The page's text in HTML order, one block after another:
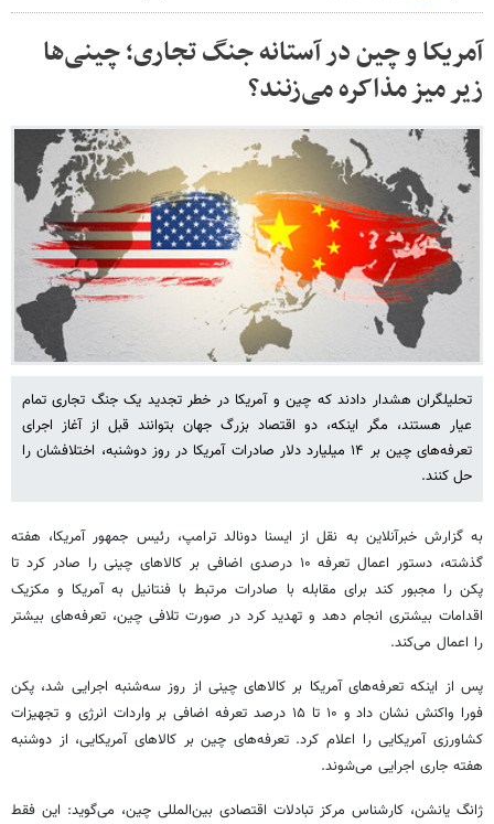
آمریکا و چین در آستانه جنگ تجاری؛ چینی‌ها
زیر میز مذاکره می‌زنند؟
تحلیلگران هشدار دادند که چین و آمریکا در خطر تجدید یک جنگ تجاری تمام
عیار هستند، مگر اینکه، دو اقتصاد بزرگ جهان بتوانند قبل از آغاز اجرای
تعرفه‌های چین بر ۱۴ میلیارد دلار صادرات آمریکا در روز دوشنبه، اختلافشان را
حل کنند.
به گزارش خبرآنلاین به نقل از ایسنا دونالد ترامپ، رئیس جمهور آمریکا، هفته
گذشته، دستور اعمال تعرفه ۱۰ درصدی اضافی بر کالاهای چینی را صادر کرد تا
پکن را مجبور کند برای مقابله با صادرات مرتبط با فنتانیل به آمریکا و مکزیک
اقدامات بیشتری انجام دهد و تهدید کرد در صورت تلافی چین، تعرفه‌های بیشتر
را اعمال می‌کند.
پس از اینکه تعرفه‌های آمریکا بر کالاهای چینی از روز سه‌شنبه اجرایی شد، پکن
فورا واکنش نشان داد و ۱۰ تا ۱۵ درصد تعرفه اضافی بر واردات انرژی و تجهیزات
کشاورزی آمریکایی را اعلام کرد. تعرفه‌های چین بر کالاهای آمریکایی، از دوشنبه
هفته جاری اجرایی می‌شوند.
ژانگ یانشن، کارشناس مرکز تبادلات اقتصادی بین‌المللی چین، می‌گوید: این فقط